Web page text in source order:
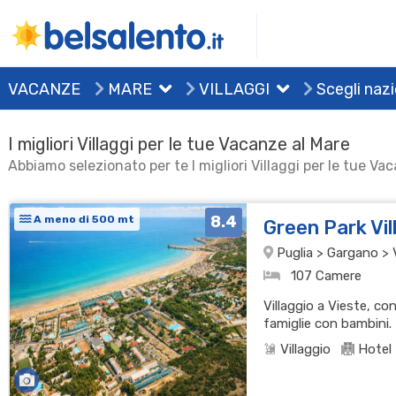
VACANZE MARE VILLAGGI Scegli
I migliori Villaggi per le tue Vacanze al Mare
Abbiamo selezionato per te I migliori Villaggi per le tue
A meno di 500 mt 8.4 Green Park
Puglia > Gargano >
107 Camere
Villaggio a Vieste,
famiglie con bambini.
Villaggio
Hotel